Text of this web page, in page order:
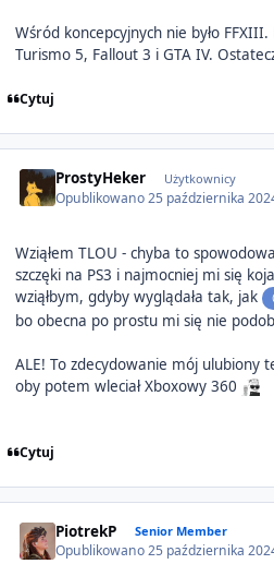
Wśród koncepcyjnych nie było
Turismo 5, Fallout 3 i GTA IV.
Cytuj
ProstyHeker Użytkownicy
Opublikowano25 października
Wziąłem TLOU - chyba to
szczęki na PS3 i najmocniej mi się
wziąłbym, gdyby wyglądała tak, jak
bo obecna po prostu mi się nie
ALE! To zdecydowanie mój ulubiony
oby potem wleciał Xboxowy 360
Cytuj
PiotrekP Senior Member
Opublikowano25 października